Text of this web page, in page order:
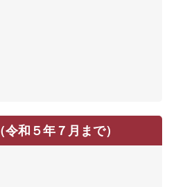
和５年７月まで）